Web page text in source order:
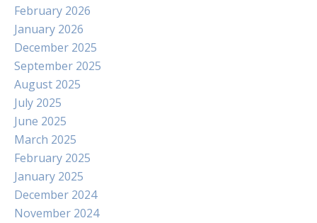
February 2026
January 2026
December 2025
September 2025
August 2025
July 2025
June 2025
March 2025
February 2025
January 2025
December 2024
November 2024